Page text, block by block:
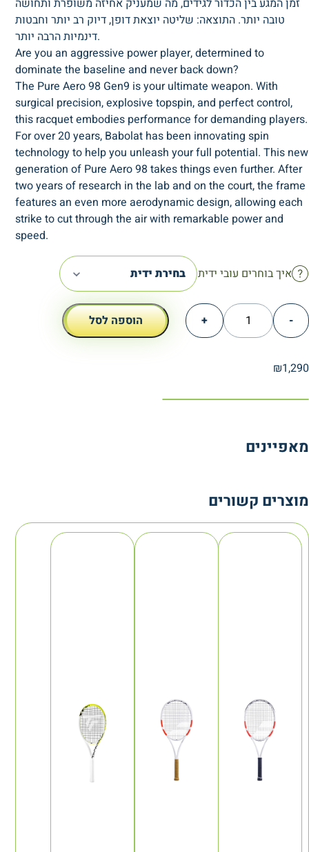
זמן המגע בין הכדור לגידים, מה שמעניק אחיזה משופרת ותחושה
טובה יותר. התוצאה: שליטה יוצאת דופן, דיוק רב יותר וחבטות
דינמיות הרבה יותר.
Are you an aggressive power player, determined to
dominate the baseline and never back down?
The Pure Aero 98 Gen9 is your ultimate weapon. With
surgical precision, explosive topspin, and perfect control,
this racquet embodies performance for demanding players.
For over 20 years, Babolat has been innovating spin
technology to help you unleash your full potential. This new
generation of Pure Aero 98 takes things even further. After
two years of research in the lab and on the court, the frame
features an even more aerodynamic design, allowing each
strike to cut through the air with remarkable power and
speed.
איך בוחרים עובי ידית בחירת ידית
כמות
של
-
+ הוספה לסל
₪1,290
מאפיינים
מוצרים קשורים